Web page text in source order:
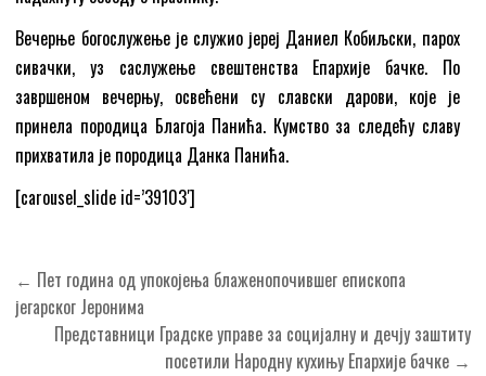
Вечерње богослужење је служио јереј Даниел Кобиљски, парох
сивачки, уз саслужење свештенства Епархије бачке. По
завршеном вечерњу, освећени су славски дарови, које је
принела породица Благоја Панића. Кумство за следећу славу
прихватила је породица Данка Панића.
[carousel_slide id=’39103′]
Кретање
чланка
← Пет година од упокојења блаженопочившег епископа
јегарског Јеронима
Представници Градске управе за социјалну и дечју заштиту
посетили Народну кухињу Епархије бачке →